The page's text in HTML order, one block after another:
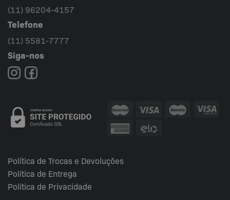
(11) 96204-4157
Telefone
(11) 5581-7777
Siga-nos
Política de Trocas e Devoluções
Política de Entrega
Política de Privacidade